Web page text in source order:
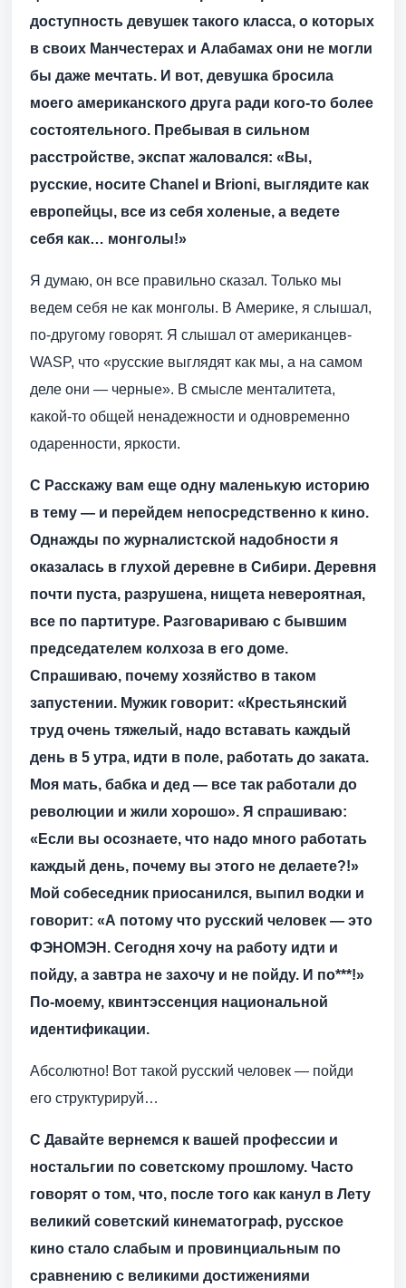
доступность девушек такого класса, о которых
в своих Манчестерах и Алабамах они не могли
бы даже мечтать. И вот, девушка бросила
моего американского друга ради кого-то более
состоятельного. Пребывая в сильном
расстройстве, экспат жаловался: «Вы,
русские, носите Chanel и Brioni, выглядите как
европейцы, все из себя холеные, а ведете
себя как… монголы!»
Я думаю, он все правильно сказал. Только мы
ведем себя не как монголы. В Америке, я слышал,
по-другому говорят. Я слышал от американцев-
WASP, что «русские выглядят как мы, а на самом
деле они — черные». В смысле менталитета,
какой-то общей ненадежности и одновременно
одаренности, яркости.
С Расскажу вам еще одну маленькую историю
в тему — и перейдем непосредственно к кино.
Однажды по журналистской надобности я
оказалась в глухой деревне в Сибири. Деревня
почти пуста, разрушена, нищета невероятная,
все по партитуре. Разговариваю с бывшим
председателем колхоза в его доме.
Спрашиваю, почему хозяйство в таком
запустении. Мужик говорит: «Крестьянский
труд очень тяжелый, надо вставать каждый
день в 5 утра, идти в поле, работать до заката.
Моя мать, бабка и дед — все так работали до
революции и жили хорошо». Я спрашиваю:
«Если вы осознаете, что надо много работать
каждый день, почему вы этого не делаете?!»
Мой собеседник приосанился, выпил водки и
говорит: «А потому что русский человек — это
ФЭНОМЭН. Сегодня хочу на работу идти и
пойду, а завтра не захочу и не пойду. И по***!»
По-моему, квинтэссенция национальной
идентификации.
Абсолютно! Вот такой русский человек — пойди
его структурируй…
С Давайте вернемся к вашей профессии и
ностальгии по советскому прошлому. Часто
говорят о том, что, после того как канул в Лету
великий советский кинематограф, русское
кино стало слабым и провинциальным по
сравнению с великими достижениями